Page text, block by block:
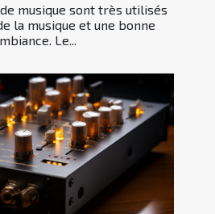
musique sont très utilisés
la musique et une bonne
Le...